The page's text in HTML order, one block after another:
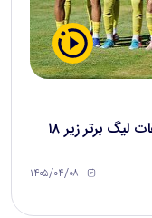
قهرمانی فولاد مبارکه سپاهان در مسابقات لیگ برتر زیر ۱۸
۱۴۰۵/۰۴/۰۸